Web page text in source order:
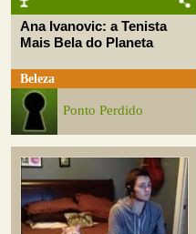
Ana Ivanovic: a Tenista
Mais Bela do Planeta
Beleza
Ponto Perdido